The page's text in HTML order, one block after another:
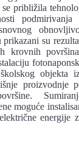
približila
podmirivanja
su
krovnih
objekta
proizvodnje
moguće
energije